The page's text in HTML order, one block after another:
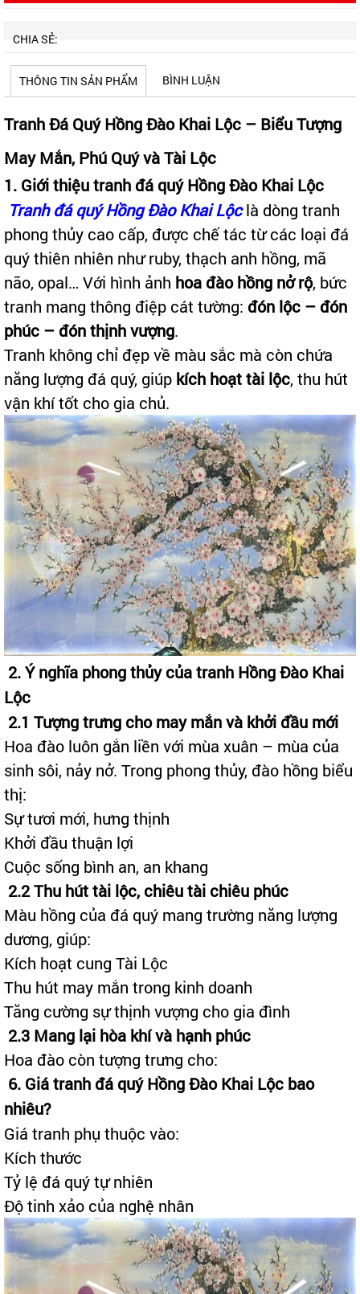
CHIA SẺ:
THÔNG TIN SẢN PHẨM BÌNH LUẬN
Tranh Đá Quý Hồng Đào Khai Lộc – Biểu Tượng
May Mắn, Phú Quý và Tài Lộc
1. Giới thiệu tranh đá quý Hồng Đào Khai Lộc
Tranh đá quý Hồng Đào Khai Lộclà dòng tranh
phong thủy cao cấp, được chế tác từ các loại đá
quý thiên nhiên như ruby, thạch anh hồng, mã
não, opal… Với hình ảnh hoa đào hồng nở rộ, bức
tranh mang thông điệp cát tường: đón lộc – đón
phúc – đón thịnh vượng.
Tranh không chỉ đẹp về màu sắc mà còn chứa
năng lượng đá quý, giúp kích hoạt tài lộc, thu hút
vận khí tốt cho gia chủ.
2. Ý nghĩa phong thủy của tranh Hồng Đào Khai
Lộc
2.1 Tượng trưng cho may mắn và khởi đầu mới
Hoa đào luôn gắn liền với mùa xuân – mùa của
sinh sôi, nảy nở. Trong phong thủy, đào hồng biểu
thị:
Sự tươi mới, hưng thịnh
Khởi đầu thuận lợi
Cuộc sống bình an, an khang
2.2 Thu hút tài lộc, chiêu tài chiêu phúc
Màu hồng của đá quý mang trường năng lượng
dương, giúp:
Kích hoạt cung Tài Lộc
Thu hút may mắn trong kinh doanh
Tăng cường sự thịnh vượng cho gia đình
2.3 Mang lại hòa khí và hạnh phúc
Hoa đào còn tượng trưng cho:
6. Giá tranh đá quý Hồng Đào Khai Lộc bao
nhiêu?
Giá tranh phụ thuộc vào:
Kích thước
Tỷ lệ đá quý tự nhiên
Độ tinh xảo của nghệ nhân